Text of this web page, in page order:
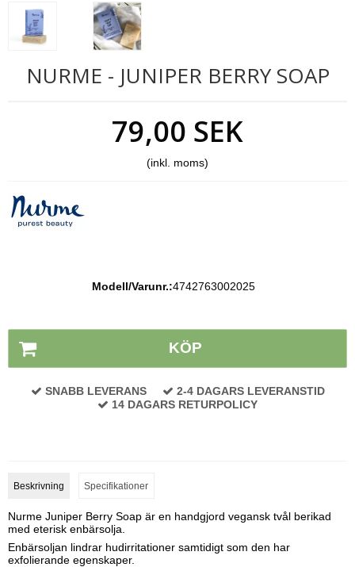
NURME - JUNIPER BERRY SOAP
79,00 SEK
(inkl. moms)
Modell/Varunr.:4742763002025
KÖP
SNABB LEVERANS
2-4 DAGARS LEVERANSTID
14 DAGARS RETURPOLICY
Beskrivning Specifikationer
Nurme Juniper Berry Soap är en handgjord vegansk tvål berikad
med eterisk enbärsolja.
Enbärsoljan lindrar hudirritationer samtidigt som den har
exfolierande egenskaper.